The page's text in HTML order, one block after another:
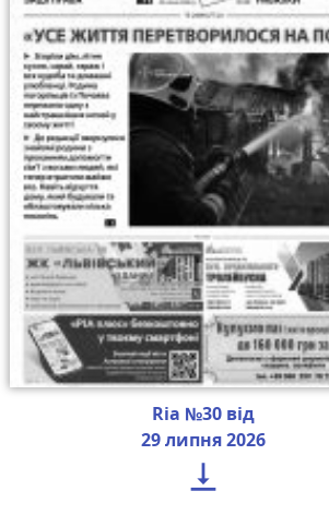
Ria №30 від
29 липня 2026
